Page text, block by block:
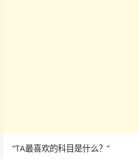
“TA最喜欢的科目是什么？”